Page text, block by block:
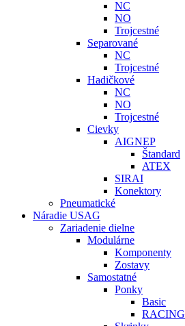
NC
NO
Trojcestné
Separované
NC
Trojcestné
Hadičkové
NC
NO
Trojcestné
Cievky
AIGNEP
Štandard
ATEX
SIRAI
Konektory
Pneumatické
Náradie USAG
Zariadenie dielne
Modulárne
Komponenty
Zostavy
Samostatné
Ponky
Basic
RACING